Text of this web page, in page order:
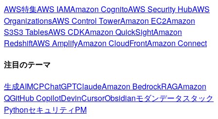
AWS特集AWS IAMAmazon CognitoAWS Security HubAWS
OrganizationsAWS Control TowerAmazon EC2Amazon
S3S3 TablesAWS CDKAmazon QuickSightAmazon
RedshiftAWS AmplifyAmazon CloudFrontAmazon Connect
注目のテーマ
生成AIMCPChatGPTClaudeAmazon BedrockRAGAmazon
QGitHub CopilotDevinCursorObsidianモダンデータスタック
PythonセキュリティPM